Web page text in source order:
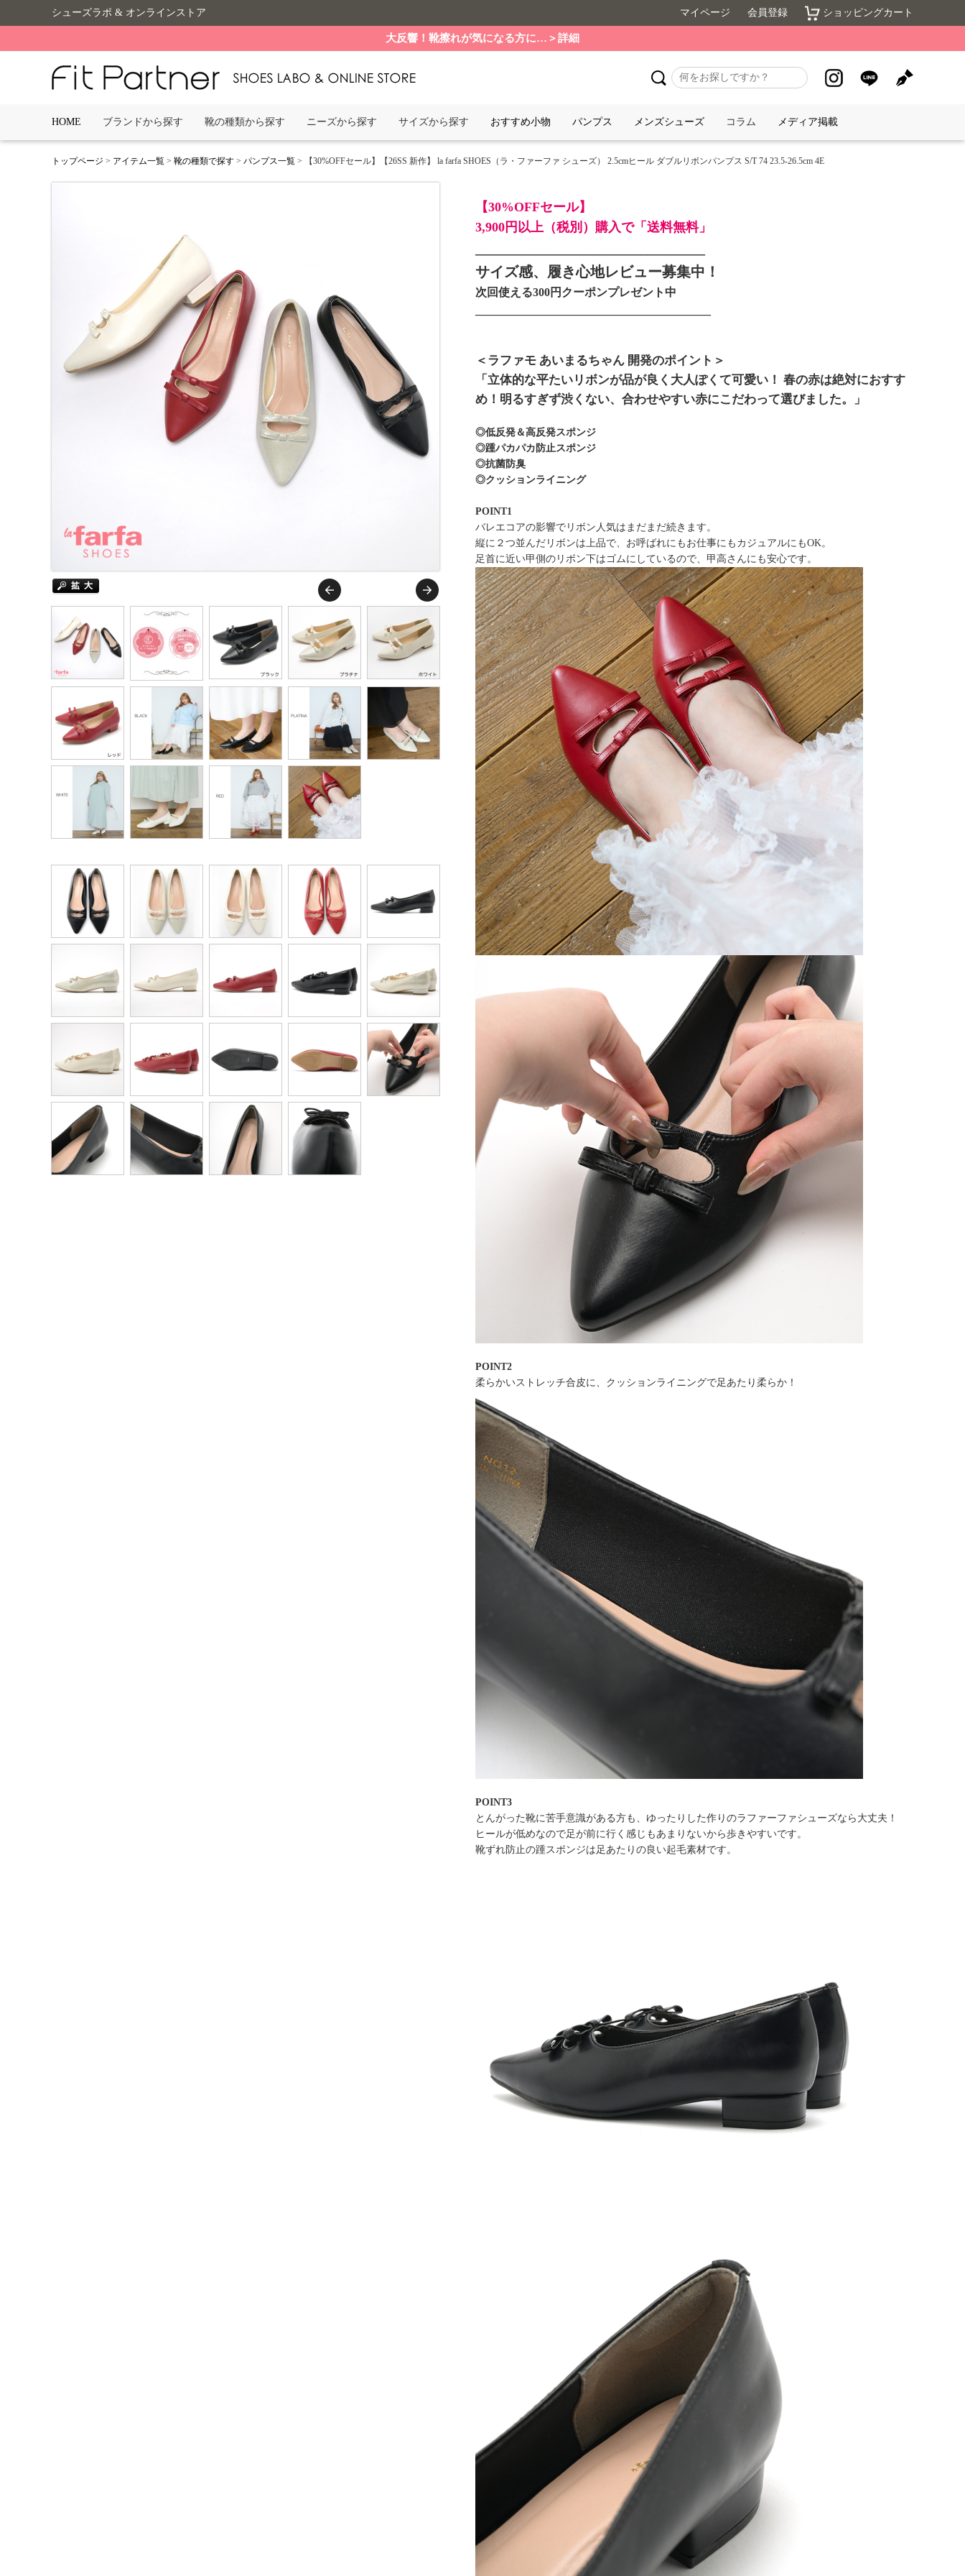
シューズラボ & オンラインストア マイページ 会員登録 ショッピングカート
大反響！靴擦れが気になる方に…＞詳細
HOME ブランドから探す 靴の種類から探す ニーズから探す サイズから探す おすすめ小物 パンプス メンズシューズ コラム メディア掲載
トップページ > アイテム一覧 > 靴の種類で探す > パンプス一覧 > 【30%OFFセール】【26SS 新作】 la farfa SHOES（ラ・ファーファ シューズ） 2.5cmヒール ダブルリボンパンプス S/T 74 23.5-26.5cm 4E
【30%OFFセール】
3,900円以上（税別）購入で「送料無料」
サイズ感、履き心地レビュー募集中！
次回使える300円クーポンプレゼント中
＜ラファモ あいまるちゃん 開発のポイント＞
「立体的な平たいリボンが品が良く大人ぽくて可愛い！ 春の赤は絶対におすす
め！明るすぎず渋くない、合わせやすい赤にこだわって選びました。」
◎低反発＆高反発スポンジ
◎踵パカパカ防止スポンジ
◎抗菌防臭
◎クッションライニング
POINT1
バレエコアの影響でリボン人気はまだまだ続きます。
縦に２つ並んだリボンは上品で、お呼ばれにもお仕事にもカジュアルにもOK。
足首に近い甲側のリボン下はゴムにしているので、甲高さんにも安心です。
POINT2
柔らかいストレッチ合皮に、クッションライニングで足あたり柔らか！
POINT3
とんがった靴に苦手意識がある方も、ゆったりした作りのラファーファシューズなら大丈夫！
ヒールが低めなので足が前に行く感じもあまりないから歩きやすいです。
靴ずれ防止の踵スポンジは足あたりの良い起毛素材です。